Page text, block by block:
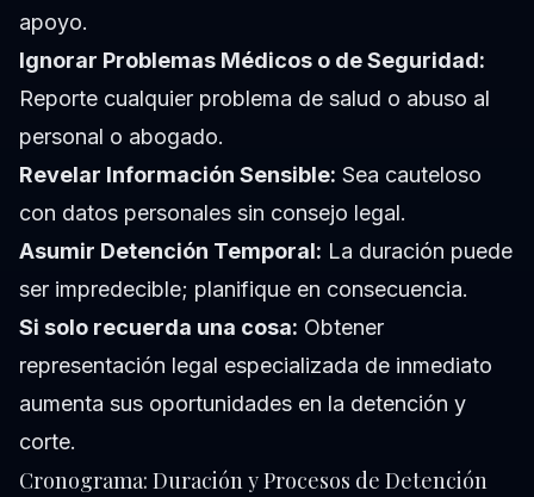
apoyo.
Ignorar Problemas Médicos o de Seguridad:
Reporte cualquier problema de salud o abuso al
personal o abogado.
Revelar Información Sensible: Sea cauteloso
con datos personales sin consejo legal.
Asumir Detención Temporal: La duración puede
ser impredecible; planifique en consecuencia.
Si solo recuerda una cosa: Obtener
representación legal especializada de inmediato
aumenta sus oportunidades en la detención y
corte.
Cronograma: Duración y Procesos de Detención